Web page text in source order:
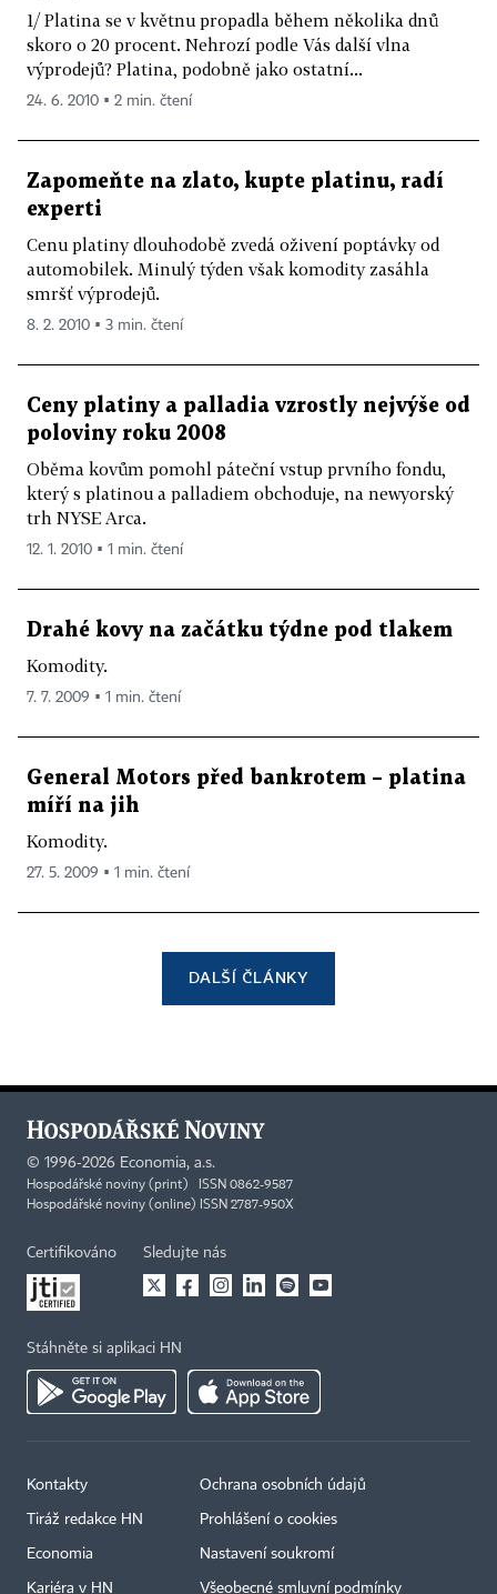
1/ Platina se v květnu propadla během několika dnů
skoro o 20 procent. Nehrozí podle Vás další vlna
výprodejů? Platina, podobně jako ostatní...
24. 6. 2010 ▪ 2 min. čtení
Zapomeňte na zlato, kupte platinu, radí
experti
Cenu platiny dlouhodobě zvedá oživení poptávky od
automobilek. Minulý týden však komodity zasáhla
smršť výprodejů.
8. 2. 2010 ▪ 3 min. čtení
Ceny platiny a palladia vzrostly nejvýše od
poloviny roku 2008
Oběma kovům pomohl páteční vstup prvního fondu,
který s platinou a palladiem obchoduje, na newyorský
trh NYSE Arca.
12. 1. 2010 ▪ 1 min. čtení
Drahé kovy na začátku týdne pod tlakem
Komodity.
7. 7. 2009 ▪ 1 min. čtení
General Motors před bankrotem – platina
míří na jih
Komodity.
27. 5. 2009 ▪ 1 min. čtení
DALŠÍ ČLÁNKY
© 1996-2026 Economia, a.s.
Hospodářské noviny (print) ISSN 0862-9587
Hospodářské noviny (online) ISSN 2787-950X
Certifikováno Sledujte nás
Stáhněte si aplikaci HN
Kontakty
Tiráž redakce HN
Economia
Kariéra v HN
Ochrana osobních údajů
Prohlášení o cookies
Nastavení soukromí
Všeobecné smluvní podmínky